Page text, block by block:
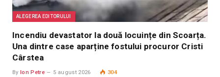
ALEGEREA EDITORULUI
Incendiu devastator la două locuințe din Scoarța.
Una dintre case aparține fostului procuror Cristi
Cârstea
By Ion Petre 5 august 2026 304